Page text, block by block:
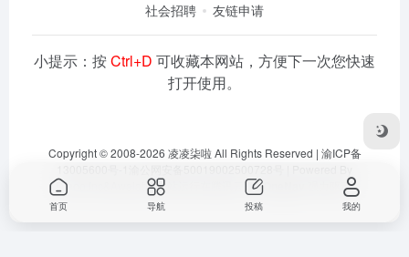
社会招聘
友链申请
小提示：按Ctrl+D 可收藏本网站，方便下一次您快速
打开使用。
Copyright © 2008-2026 凌凌柒啦 All Rights Reserved | 渝ICP备
Dlaoo.Inc
Awalab| 本站运行在 由OneNav 强力驱动
首页 导航 投稿 我的